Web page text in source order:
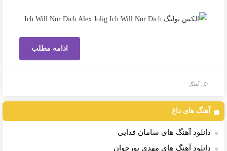
ادامه مطلب
تک آهنگ
آهنگ های داغ
دانلود آهنگ های سامان فدایی
دانلود آهنگ های مهدی پورجوان